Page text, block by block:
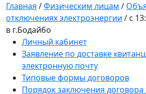
Главная /Физическим лицам /
отключениях электроэнергии / с
в г.Бодайбо
Личный кабинет
Заявление по доставке
электронную почту
Типовые формы договоров
Порядок заключения